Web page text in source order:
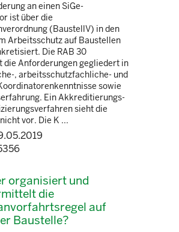
an einen SiGe-
ist über die
(BaustellV) in den
Arbeitsschutz auf Baustellen
Die RAB 30
die Anforderungen gegliedert in
, arbeitsschutzfachliche- und
sowie
Ein Akkreditierungs-
sieht die
vor. Die K ...
organisiert und
die
auf
Baustelle?